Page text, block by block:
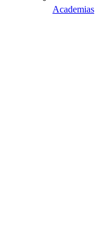
Academias